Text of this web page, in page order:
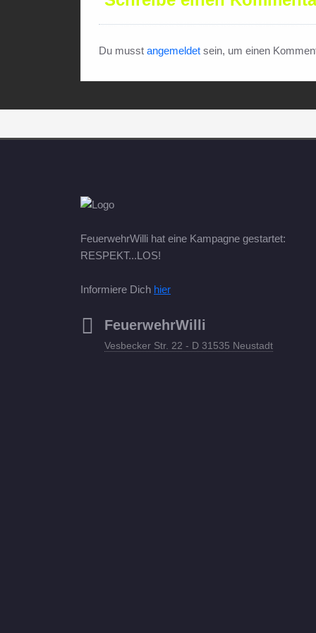
Du musst angemeldet sein, um einen
FeuerwehrWilli hat eine Kampagne gestartet:
RESPEKT...LOS!
Informiere Dich hier
FeuerwehrWilli
Vesbecker Str. 22 - D 31535 Neustadt